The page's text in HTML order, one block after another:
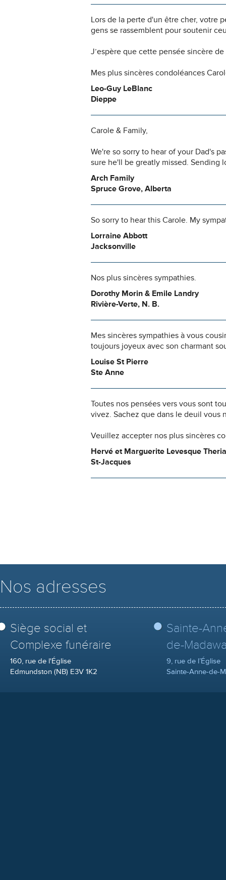
Lors de la perte d'un être cher, votre
gens se rassemblent pour soutenir
J’espère que cette pensée sincère
Mes plus sincères condoléances
Leo-Guy LeBlanc
Dieppe
Carole & Family,
We're so sorry to hear of your Dad's
sure he'll be greatly missed. Sending
Arch Family
Spruce Grove, Alberta
So sorry to hear this Carole. My
Lorraine Abbott
Jacksonville
Nos plus sincères sympathies.
Dorothy Morin & Emile Landry
Rivière-Verte, N. B.
Mes sincères sympathies à vous
toujours joyeux avec son charmant
Louise St Pierre
Ste Anne
Toutes nos pensées vers vous sont
vivez. Sachez que dans le deuil vous
Veuillez accepter nos plus sincères
Hervé et Marguerite Levesque
St-Jacques
Nos adresses
Siège social et
Complexe funéraire
160, rue de l'Église
Edmundston (NB) E3V 1K2
Sainte-
de-
9, rue de l’Église
Sainte-Anne-de-